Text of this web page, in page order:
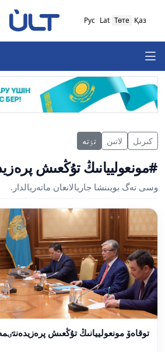
Қаз
Төте
Lat
Рус
كىرىل لاتىن تٶتە
#مونعولييانىڭ تۇڭعىش
وسى تەگ بويىنشا جاريالانعان ماتەريالدار.
توقاەۆ مونعولييانىڭ تۇڭعىش